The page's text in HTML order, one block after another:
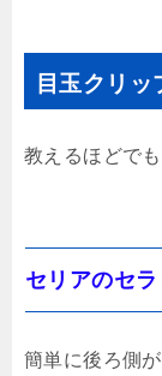
目玉クリ
教えるほどで
セリアのセ
簡単に後ろ側